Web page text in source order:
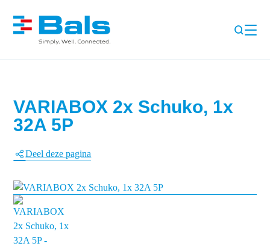
VARIABOX 2x Schuko, 1x
32A 5P
Deel deze pagina